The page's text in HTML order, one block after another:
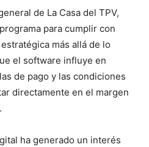
de La Casa del TPV,
para cumplir con
más allá de lo
el software influye en
de pago y las condiciones
directamente en el margen
ha generado un interés